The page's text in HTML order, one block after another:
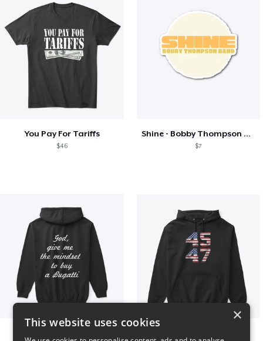
You Pay For Tariffs
$46
Shine - Bobby Thompson Band Merch
$7
×
This website uses cookies